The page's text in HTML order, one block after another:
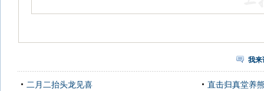
我来
二月二抬头龙见喜 直击归真堂养